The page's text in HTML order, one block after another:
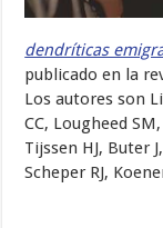
dendríticas
publicado en la
Los autores son
CC, Lougheed
Tijssen HJ, Buter
Scheper RJ,